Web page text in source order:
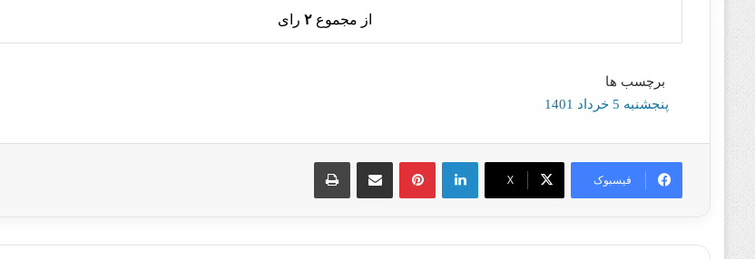
از مجموع ۲ رای
برچسب ها
پنجشنبه 5 خرداد 1401
فیسبوک X
لینکدین پینترستاشتراک گذاری از طریق ایمیل چاپ